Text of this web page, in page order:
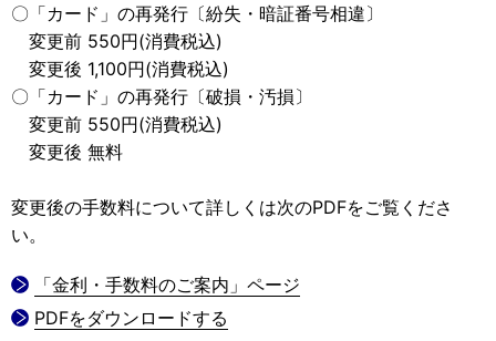
〇「カード」の再発行〔紛失・暗証番号相違〕
変更前 550円(消費税込)
変更後 1,100円(消費税込)
〇「カード」の再発行〔破損・汚損〕
変更前 550円(消費税込)
変更後 無料
変更後の手数料について詳しくは次のPDFをご覧くださ
い。
「金利・手数料のご案内」ページ
PDFをダウンロードする